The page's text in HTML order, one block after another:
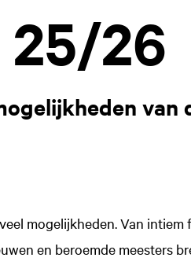
25/26
van
mogelijkheden. Van
en beroemde meesters